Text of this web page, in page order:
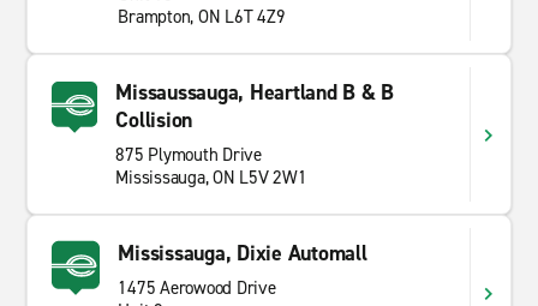
Brampton, ON L6T 4Z9
Missaussauga, Heartland B & B
Collision
875 Plymouth Drive
Mississauga, ON L5V 2W1
Mississauga, Dixie Automall
1475 Aerowood Drive